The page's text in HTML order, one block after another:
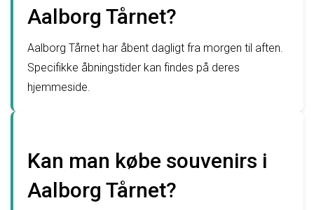
Aalborg Tårnet?
Aalborg Tårnet har åbent dagligt fra morgen til aften.
Specifikke åbningstider kan findes på deres
hjemmeside.
Kan man købe souvenirs i
Aalborg Tårnet?